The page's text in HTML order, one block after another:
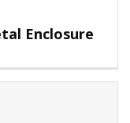
Enclosure